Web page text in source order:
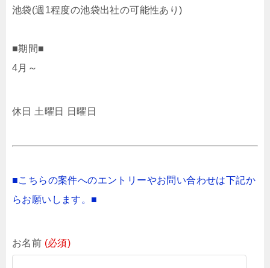
池袋(週1程度の池袋出社の可能性あり)
■期間■
4月～
休日 土曜日 日曜日
■こちらの案件へのエントリーやお問い合わせは下記か
らお願いします。■
お名前 (必須)